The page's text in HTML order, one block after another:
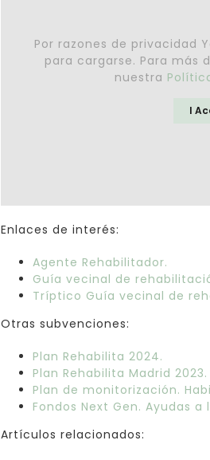
Por razones de privacidad
para cargarse. Para más
nuestra
I
Enlaces de interés:
Agente Rehabilitador.
Guía vecinal de
Tríptico Guía vecinal de
Otras subvenciones:
Plan Rehabilita 2024.
Plan Rehabilita Madrid 2023.
Plan de monitorización.
Fondos Next Gen. Ayudas
Artículos relacionados: